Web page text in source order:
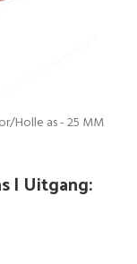
/Holle as - 25 MM
| Uitgang: